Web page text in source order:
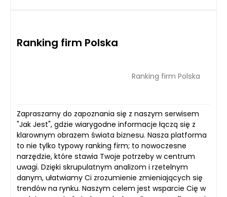
Ranking firm Polska
Ranking firm Polska
Zapraszamy do zapoznania się z naszym serwisem
"Jak Jest", gdzie wiarygodne informacje łączą się z
klarownym obrazem świata biznesu. Nasza platforma
to nie tylko typowy ranking firm; to nowoczesne
narzędzie, które stawia Twoje potrzeby w centrum
uwagi. Dzięki skrupulatnym analizom i rzetelnym
danym, ułatwiamy Ci zrozumienie zmieniających się
trendów na rynku. Naszym celem jest wsparcie Cię w